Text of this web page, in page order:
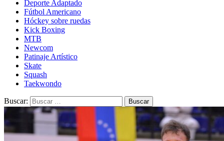
Deporte Adaptado
Fútbol Americano
Hóckey sobre ruedas
Kick Boxing
MTB
Newcom
Patinaje Artístico
Skate
Squash
Taekwondo
Buscar: